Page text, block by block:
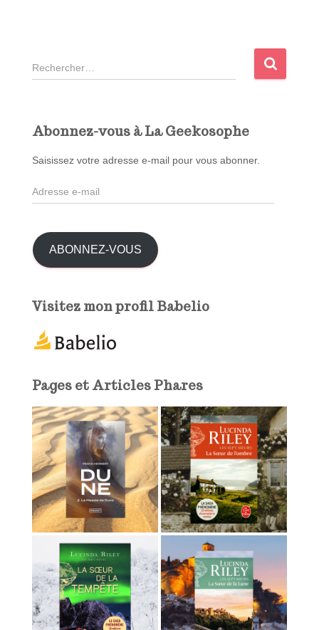
R
e
c
e
r
Abonnez-vous à La Geekosophe
Saisissez votre adresse e-mail pour vous abonner.
A
d
s
s
a
ABONNEZ-VOUS
Visitez mon profil Babelio
Pages et Articles Phares